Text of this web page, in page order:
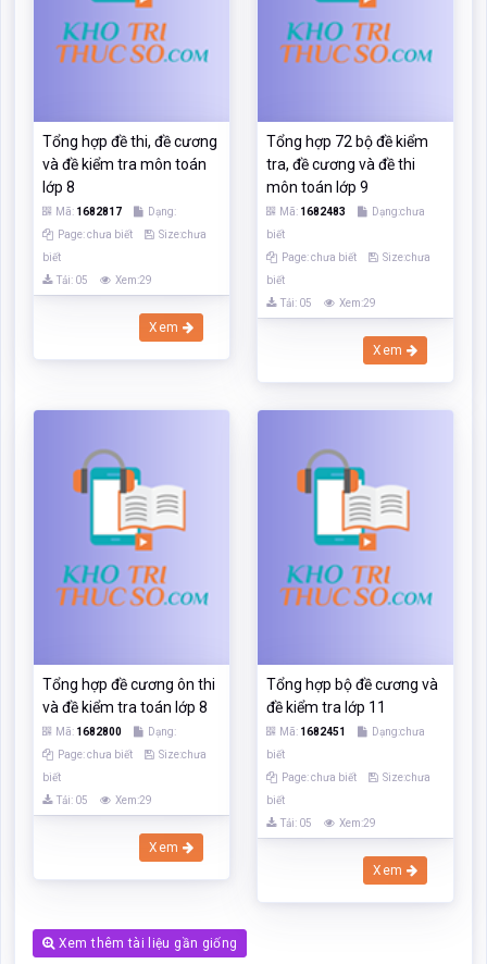
Tổng hợp đề thi, đề cương
và đề kiểm tra môn toán
lớp 8
Mã: 1682817
Dạng:
Page: chưa biết
Size:chưa
biết
Tải: 05
Xem:29
Xem
Tổng hợp 72 bộ đề kiểm
tra, đề cương và đề thi
môn toán lớp 9
Mã: 1682483
Dạng:chưa
biết
Page: chưa biết
Size:chưa
biết
Tải: 05
Xem:29
Xem
Tổng hợp đề cương ôn thi
và đề kiểm tra toán lớp 8
Mã: 1682800
Dạng:
Page: chưa biết
Size:chưa
biết
Tải: 05
Xem:29
Xem
Tổng hợp bộ đề cương và
đề kiểm tra lớp 11
Mã: 1682451
Dạng:chưa
biết
Page: chưa biết
Size:chưa
biết
Tải: 05
Xem:29
Xem
Xem thêm tài liệu gần giống